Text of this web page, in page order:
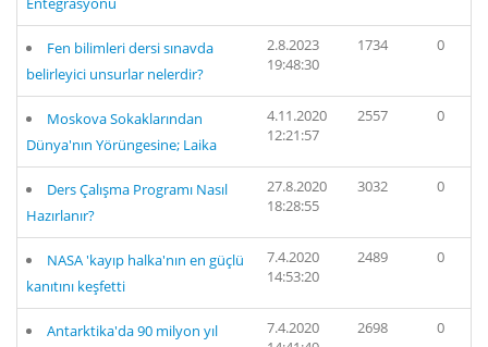
Fen bilimleri dersi sınavda
belirleyici unsurlar nelerdir?
2.8.2023
19:48:30
1734 0
Moskova Sokaklarından
Dünya'nın Yörüngesine; Laika
4.11.2020
12:21:57
2557 0
Ders Çalışma Programı Nasıl
Hazırlanır?
27.8.2020
18:28:55
3032 0
NASA 'kayıp halka'nın en güçlü
kanıtını keşfetti
7.4.2020
14:53:20
2489 0
Antarktika'da 90 milyon yıl
7.4.2020
2698 0